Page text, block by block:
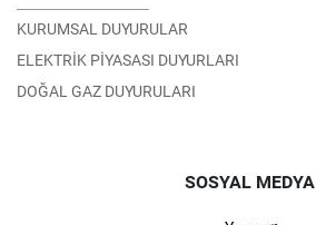
KURUMSAL DUYURULAR
ELEKTRİK PİYASASI DUYURLARI
DOĞAL GAZ DUYURULARI
SOSYAL MEDYA